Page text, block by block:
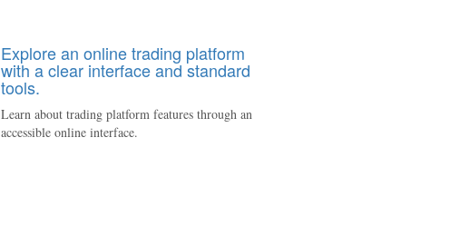
Explore an online trading platform
with a clear interface and standard
tools.
Learn about trading platform features through an
accessible online interface.